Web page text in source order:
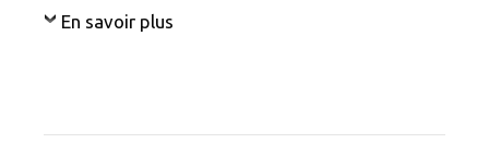
En savoir plus